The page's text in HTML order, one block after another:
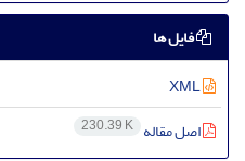
فایل ها
اصل مقاله 230.39 K